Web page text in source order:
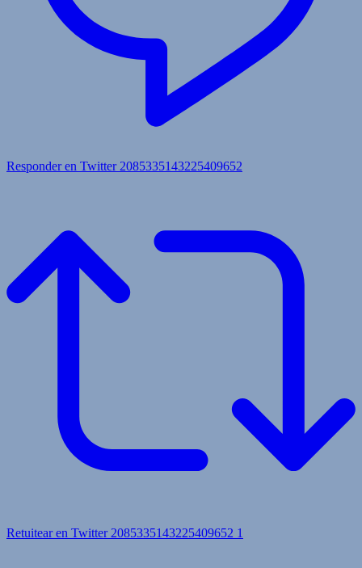
Responder en Twitter 2085335143225409652
Retuitear en Twitter 2085335143225409652 1